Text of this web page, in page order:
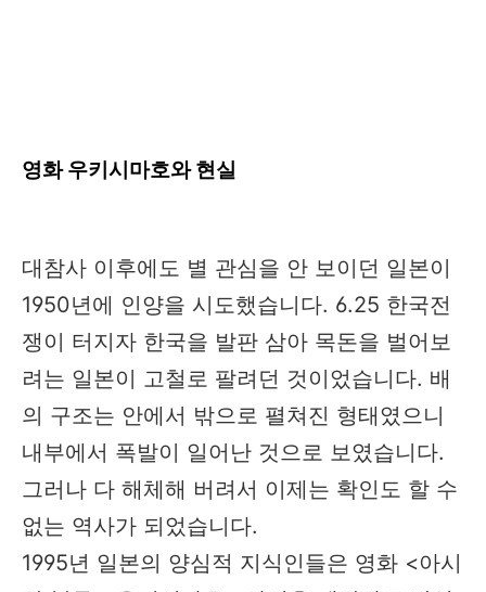
영화 우키시마호와 현실
대참사 이후에도 별 관심을 안 보이던 일본이
1950년에 인양을 시도했습니다. 6.25 한국전
쟁이 터지자 한국을 발판 삼아 목돈을 벌어보
려는 일본이 고철로 팔려던 것이었습니다. 배
의 구조는 안에서 밖으로 펼쳐진 형태였으니
내부에서 폭발이 일어난 것으로 보였습니다.
그러나 다 해체해 버려서 이제는 확인도 할 수
없는 역사가 되었습니다.
1995년 일본의 양심적 지식인들은 영화 <아시